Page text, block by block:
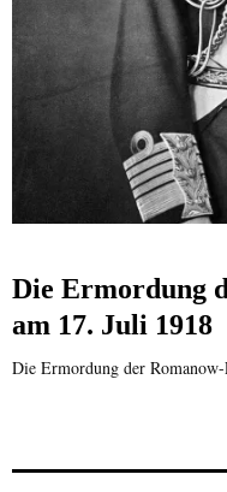
Die Ermordung
am 17. Juli 1918
Die Ermordung der